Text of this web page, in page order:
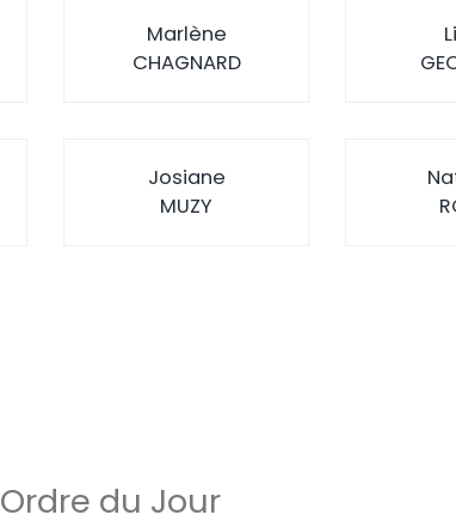
Marlène
CHAGNARD
Josiane
MUZY
Ordre du Jour